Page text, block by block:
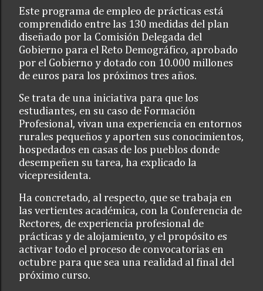
Este programa de empleo de prácticas está
comprendido entre las 130 medidas del plan
diseñado por la Comisión Delegada del
Gobierno para el Reto Demográfico, aprobado
por el Gobierno y dotado con 10.000 millones
de euros para los próximos tres años.
Se trata de una iniciativa para que los
estudiantes, en su caso de Formación
Profesional, vivan una experiencia en entornos
rurales pequeños y aporten sus conocimientos,
hospedados en casas de los pueblos donde
desempeñen su tarea, ha explicado la
vicepresidenta.
Ha concretado, al respecto, que se trabaja en
las vertientes académica, con la Conferencia de
Rectores, de experiencia profesional de
prácticas y de alojamiento, y el propósito es
activar todo el proceso de convocatorias en
octubre para que sea una realidad al final del
próximo curso.